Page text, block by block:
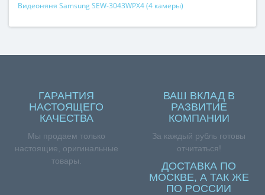
Видеоняня Samsung SEW-3043WPX4 (4 камеры)
ГАРАНТИЯ
НАСТОЯЩЕГО
КАЧЕСТВА
Мы продаем только
настоящие, оригинальные
товары.
ВАШ ВКЛАД В
РАЗВИТИЕ
КОМПАНИИ
За каждый рубль готовы
отчитаться!
ДОСТАВКА ПО
МОСКВЕ, А ТАК ЖЕ
ПО РОССИИ